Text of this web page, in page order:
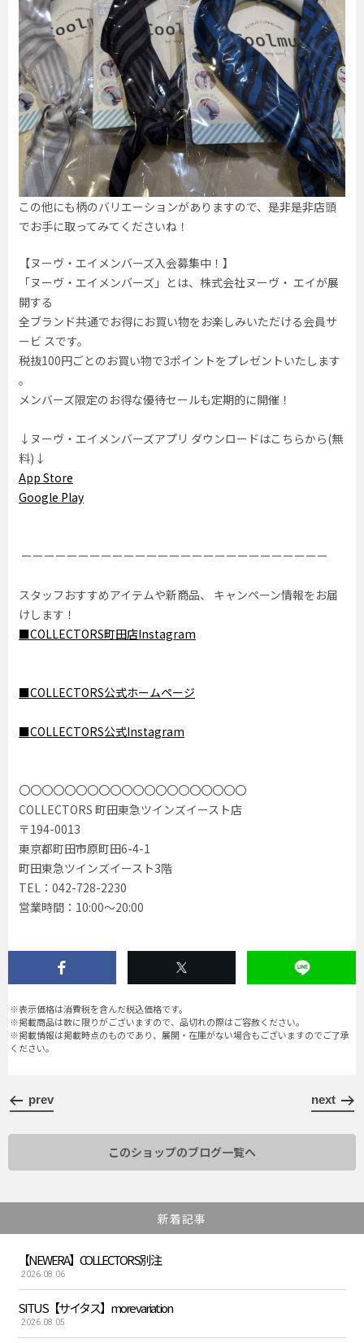
この他にも柄のバリエーションがありますので、是非是非店頭
でお手に取ってみてくださいね！
【ヌーヴ・エイメンバーズ入会募集中！】
「ヌーヴ・エイメンバーズ」とは、株式会社ヌーヴ・ エイが展
開する
全ブランド共通でお得にお買い物をお楽しみいただける会員サ
ービ スです。
税抜100円ごとのお買い物で3ポイントをプレゼントいたします
。
メンバーズ限定のお得な優待セールも定期的に開催！
↓ヌーヴ・エイメンバーズアプリ ダウンロードはこちらから(無
料)↓
App Store
Google Play
ーーーーーーーーーーーーーーーーーーーーーーーーーーー
スタッフおすすめアイテムや新商品、 キャンペーン情報をお届
けします！
■COLLECTORS町田店Instagram
■COLLECTORS公式ホームページ
■COLLECTORS公式Instagram
〇〇〇〇〇〇〇〇〇〇〇〇〇〇〇〇〇〇〇〇
COLLECTORS 町田東急ツインズイースト店
〒194-0013
東京都町田市原町田6-4-1
町田東急ツインズイースト3階
TEL：042-728-2230
営業時間：10:00〜20:00
※表示価格は消費税を含んだ税込価格です。
※掲載商品は数に限りがございますので、品切れの際はご容赦ください。
※掲載情報は掲載時点のものであり、展開・在庫がない場合もございますのでご了承
ください。
prev next
このショップのブログ一覧へ
新着記事
【NEWERA】COLLECTORS別注
2026.08.06
SITUS【サイタス】more variation
2026.08.05